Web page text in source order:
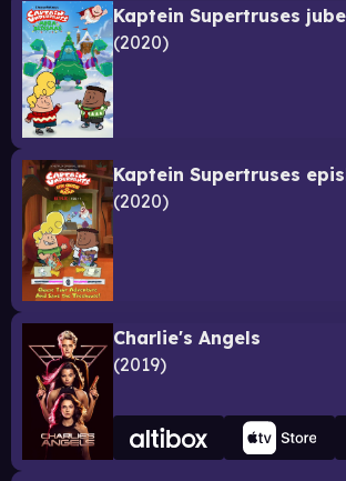
Kaptein Supertruses
2020
2020
Charlie's Angels
2019